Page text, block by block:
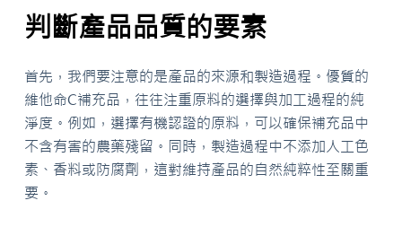
判斷產品品質的要素
首先，我們要注意的是產品的來源和製造過程。優質的
維他命C補充品，往往注重原料的選擇與加工過程的純
淨度。例如，選擇有機認證的原料，可以確保補充品中
不含有害的農藥殘留。同時，製造過程中不添加人工色
素、香料或防腐劑，這對維持產品的自然純粹性至關重
要。